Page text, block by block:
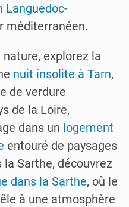
Languedoc-
méditerranéen.
explorez la
nuit insolite à Tarn,
de verdure
de la Loire,
dans un logement
entouré de paysages
Sarthe, découvrez
dans la Sarthe, où le
à une atmosphère